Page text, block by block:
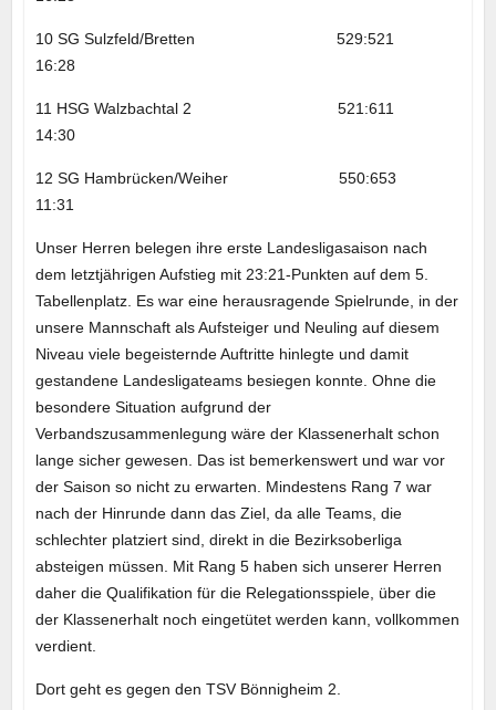
10 SG Sulzfeld/Bretten 529:521
16:28
11 HSG Walzbachtal 2 521:611
14:30
12 SG Hambrücken/Weiher 550:653
11:31
Unser Herren belegen ihre erste Landesligasaison nach
dem letztjährigen Aufstieg mit 23:21-Punkten auf dem 5.
Tabellenplatz. Es war eine herausragende Spielrunde, in der
unsere Mannschaft als Aufsteiger und Neuling auf diesem
Niveau viele begeisternde Auftritte hinlegte und damit
gestandene Landesligateams besiegen konnte. Ohne die
besondere Situation aufgrund der
Verbandszusammenlegung wäre der Klassenerhalt schon
lange sicher gewesen. Das ist bemerkenswert und war vor
der Saison so nicht zu erwarten. Mindestens Rang 7 war
nach der Hinrunde dann das Ziel, da alle Teams, die
schlechter platziert sind, direkt in die Bezirksoberliga
absteigen müssen. Mit Rang 5 haben sich unserer Herren
daher die Qualifikation für die Relegationsspiele, über die
der Klassenerhalt noch eingetütet werden kann, vollkommen
verdient.
Dort geht es gegen den TSV Bönnigheim 2.